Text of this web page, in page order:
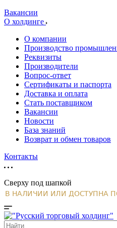
Вакансии
О холдинге
О компании
Производство
Реквизиты
Производители
Вопрос-ответ
Сертификаты и паспорта
Доставка и оплата
Стать поставщиком
Вакансии
Новости
База знаний
Возврат и обмен товаров
Контакты
Сверху под шапкой